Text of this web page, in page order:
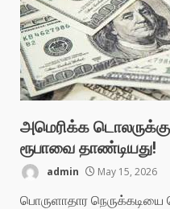
அமெரிக்க டொலருக்கு
ரூபாவை தாண்டியது!
admin May 15, 2026
பொருளாதார